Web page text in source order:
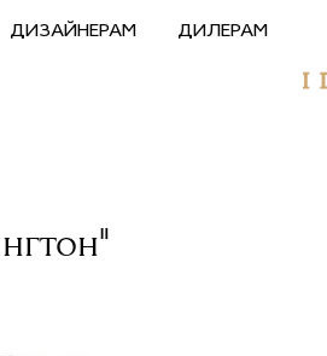
ДИЗАЙНЕРАМ ДИЛЕРАМ